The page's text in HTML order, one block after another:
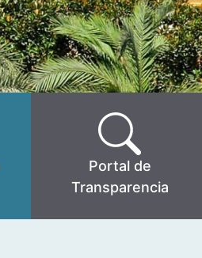
Portal de
Transparencia